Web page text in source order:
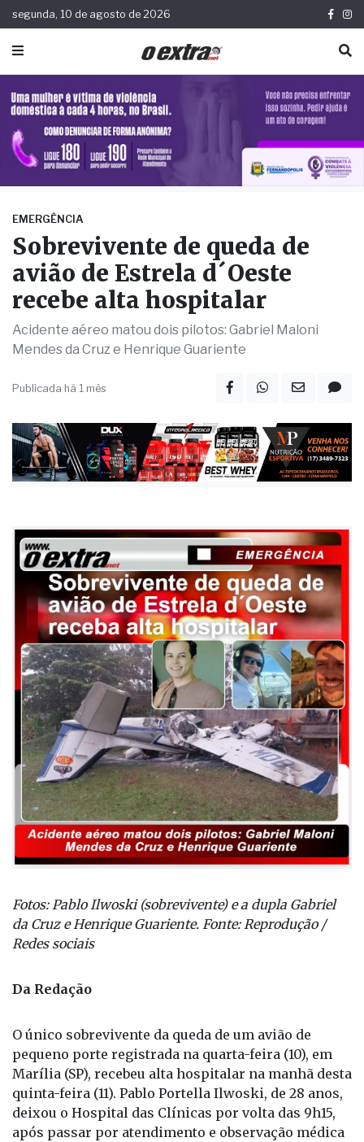
segunda, 10 de agosto de 2026
EMERGÊNCIA
Sobrevivente de queda de
avião de Estrela d´Oeste
recebe alta hospitalar
Acidente aéreo matou dois pilotos: Gabriel Maloni
Mendes da Cruz e Henrique Guariente
Publicada há 1 mês
Fotos: Pablo Ilwoski (sobrevivente) e a dupla Gabriel
da Cruz e Henrique Guariente. Fonte: Reprodução /
Redes sociais
Da Redação
O único sobrevivente da queda de um avião de
pequeno porte registrada na quarta-feira (10), em
Marília (SP), recebeu alta hospitalar na manhã desta
quinta-feira (11). Pablo Portella Ilwoski, de 28 anos,
deixou o Hospital das Clínicas por volta das 9h15,
após passar por atendimento e observação médica